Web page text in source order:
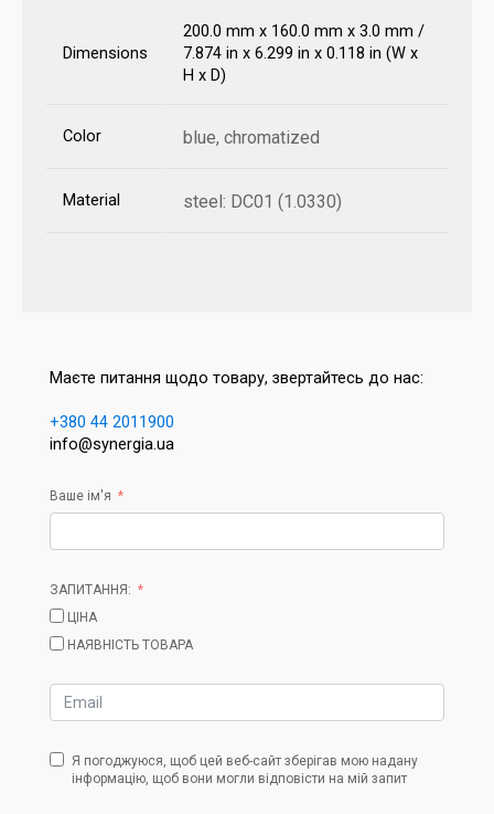
Dimensions
200.0 mm x 160.0 mm x 3.0 mm /
7.874 in x 6.299 in x 0.118 in (W x
H x D)
Color blue, chromatized
Material steel: DC01 (1.0330)
Маєте питання щодо товару, звертайтесь до нас:
+380 44 2011900
info@synergia.ua
Ваше ім'я
ЗАПИТАННЯ:
ЦІНА
НАЯВНІСТЬ ТОВАРА
Я погоджуюся, щоб цей веб-сайт зберігав мою надану
інформацію, щоб вони могли відповісти на мій запит